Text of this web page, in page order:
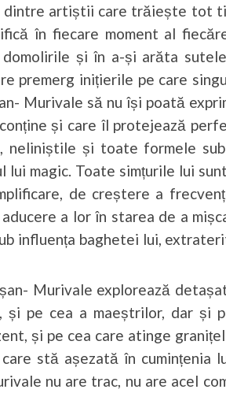
artiștii care trăiește tot
în fiecare moment al
și în a-și arăta
premerg inițierile pe care
Murivale să nu își poată
și care îl protejează
neliniștile și toate formele
magic. Toate simțurile lui
de creștere a
a lor în starea de a
influența baghetei lui,
Murivale explorează
și pe cea a maeștrilor, dar și
și pe cea care atinge
stă așezată în cumințenia
nu are trac, nu are acel